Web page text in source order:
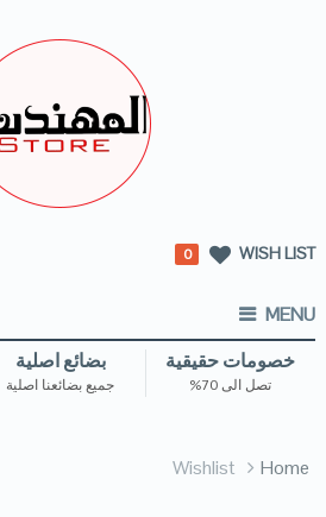
WISH LIST
0
MENU
خصومات حقيقية
تصل الى 70%
بضائع اصلية
جميع بضائعنا اصلية
Home
Wishlist